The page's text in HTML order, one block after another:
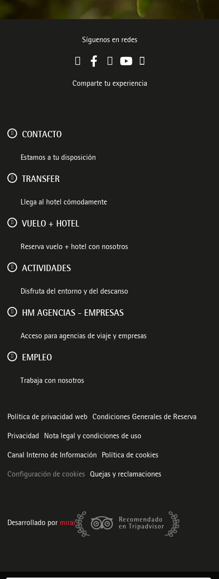
Síguenos en redes
Comparte tu experiencia
CONTACTO
Estamos a tu disposición
TRANSFER
Llega al hotel cómodamente
VUELO + HOTEL
Reserva vuelo + hotel con nosotros
ACTIVIDADES
Disfruta del entorno y del descanso
HM AGENCIAS - EMPRESAS
Acceso para agencias de viaje y empresas
EMPLEO
Trabaja con nosotros
Política de privacidad web Condiciones Generales de Reserva
Privacidad Nota legal y condiciones de uso
Canal Interno de Información Política de cookies
Configuración de cookies Quejas y reclamaciones
Desarrollado por mirai